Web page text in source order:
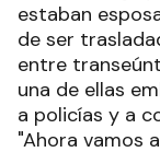
estaban
de ser
entre
una de ellas
a policías y a
"Ahora vamos